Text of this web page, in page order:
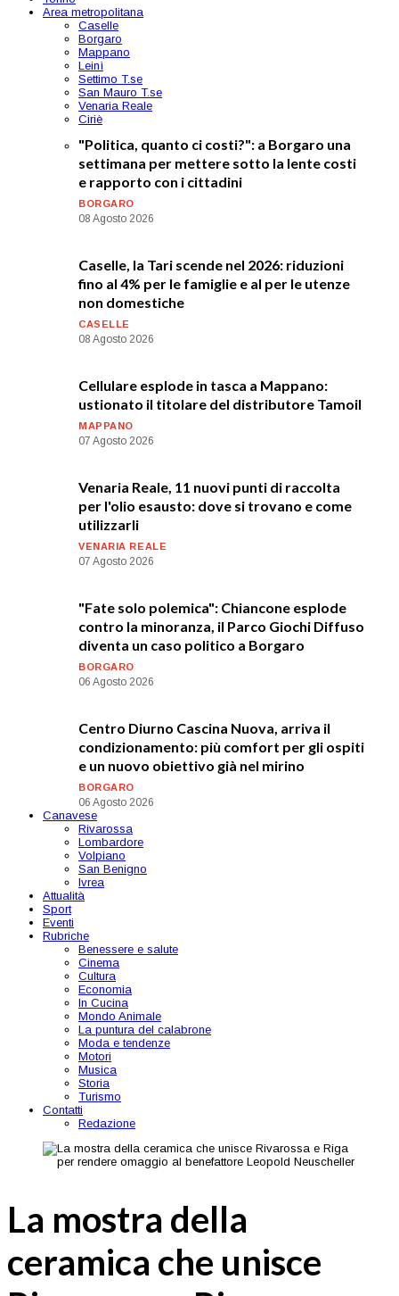
Area metropolitana
Caselle
Borgaro
Mappano
Leinì
Settimo T.se
San Mauro T.se
Venaria Reale
Ciriè
"Politica, quanto ci costi?": a Borgaro una
settimana per mettere sotto la lente costi
e rapporto con i cittadini
BORGARO
08 Agosto 2026
Caselle, la Tari scende nel 2026: riduzioni
fino al 4% per le famiglie e al per le utenze
non domestiche
CASELLE
08 Agosto 2026
Cellulare esplode in tasca a Mappano:
ustionato il titolare del distributore Tamoil
MAPPANO
07 Agosto 2026
Venaria Reale, 11 nuovi punti di raccolta
per l'olio esausto: dove si trovano e come
utilizzarli
VENARIA REALE
07 Agosto 2026
"Fate solo polemica": Chiancone esplode
contro la minoranza, il Parco Giochi Diffuso
diventa un caso politico a Borgaro
BORGARO
06 Agosto 2026
Centro Diurno Cascina Nuova, arriva il
condizionamento: più comfort per gli ospiti
e un nuovo obiettivo già nel mirino
BORGARO
06 Agosto 2026
Canavese
Rivarossa
Lombardore
Volpiano
San Benigno
Ivrea
Attualità
Sport
Eventi
Rubriche
Benessere e salute
Cinema
Cultura
Economia
In Cucina
Mondo Animale
La puntura del calabrone
Moda e tendenze
Motori
Musica
Storia
Turismo
Contatti
Redazione
La mostra della
ceramica che unisce